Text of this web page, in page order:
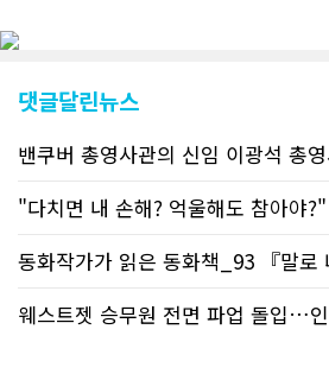
댓글달린뉴스
밴쿠버 총영사관의 신임 이광석 총
"다치면 내 손해? 억울해도 참아야